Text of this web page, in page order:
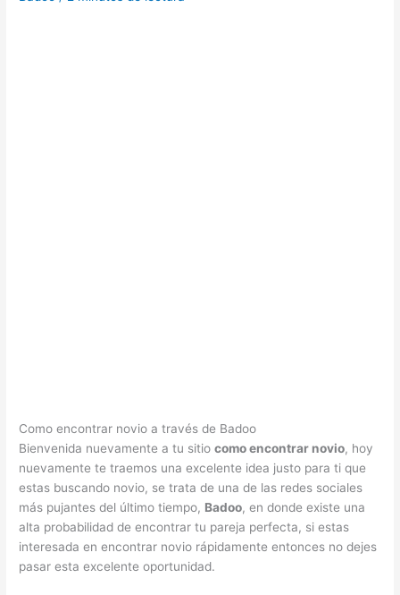
Como encontrar novio a través de Badoo
Bienvenida nuevamente a tu sitiocomo encontrar novio, hoy
nuevamente te traemos una excelente idea justo para ti que
estas buscando novio, se trata de una de las redes sociales
más pujantes del último tiempo, Badoo, en donde existe una
alta probabilidad de encontrar tu pareja perfecta, si estas
interesada en encontrar novio rápidamente entonces no dejes
pasar esta excelente oportunidad.